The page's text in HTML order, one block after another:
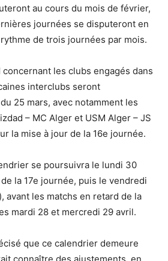
au cours du mois de février,
journées se disputeront en
de trois journées par mois.
les clubs engagés dans
interclubs seront
25 mars, avec notamment les
– MC Alger et USM Alger – JS
la mise à jour de la 16e journée.
se poursuivra le lundi 30
la 17e journée, puis le vendredi
avant les matchs en retard de la
mardi 28 et mercredi 29 avril.
que ce calendrier demeure